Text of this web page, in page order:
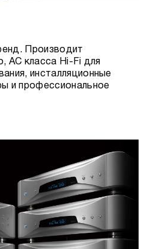
Производит
АС класса Hi-Fi для
инсталляционные
и профессиональное